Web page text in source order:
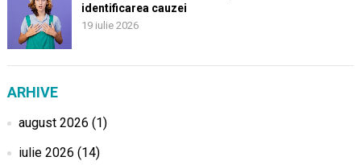
identificarea cauzei
19 iulie 2026
ARHIVE
august 2026 (1)
iulie 2026 (14)